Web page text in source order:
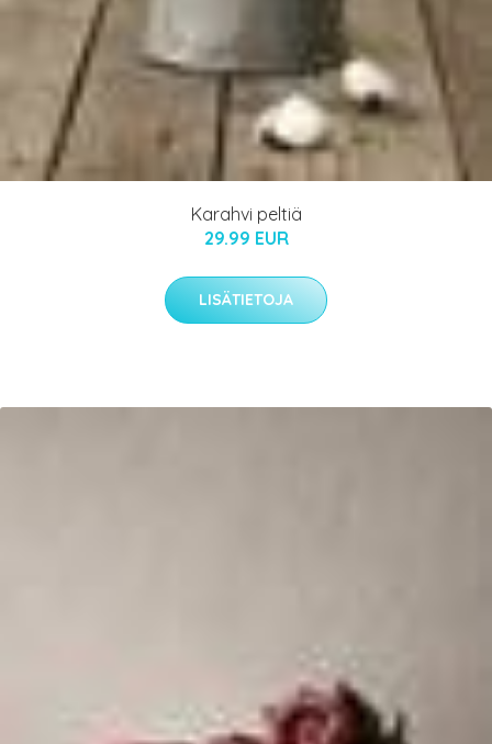
Karahvi peltiä
29.99 EUR
LISÄTIETOJA